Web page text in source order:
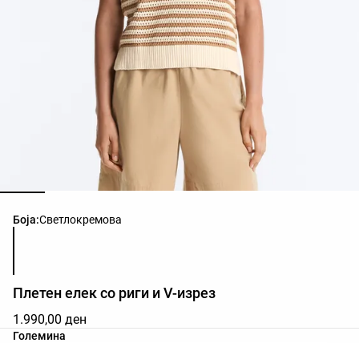
Боја:Светлокремова
Листа на бои на производот
Плетен елек со риги и V-изрез
1.990,00 ден
Големина
Листа на величини на производот